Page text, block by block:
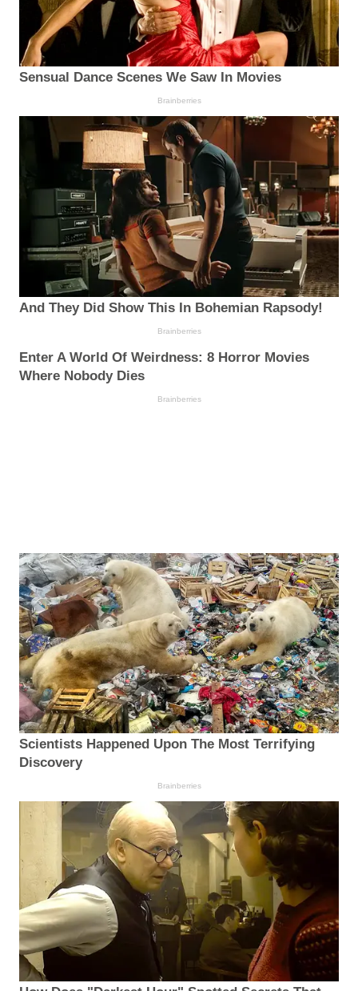
Sensual Dance Scenes We Saw In Movies
Brainberries
And They Did Show This In Bohemian Rapsody!
Brainberries
Enter A World Of Weirdness: 8 Horror Movies
Where Nobody Dies
Brainberries
Scientists Happened Upon The Most Terrifying
Discovery
Brainberries